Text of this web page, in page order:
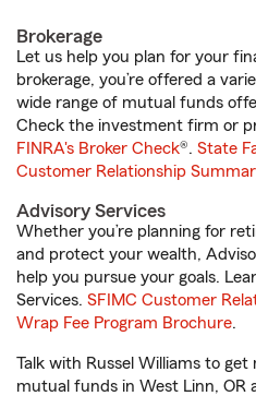
Brokerage
Let us help you plan for your
brokerage, you’re offered a
wide range of mutual funds
Check the investment firm or
FINRA's Broker Check®. State
Customer Relationship
Advisory Services
Whether you’re planning for
and protect your wealth,
help you pursue your goals.
Services. SFIMC Customer
Wrap Fee Program Brochure.
Talk with Russel Williams to
mutual funds in West Linn, OR